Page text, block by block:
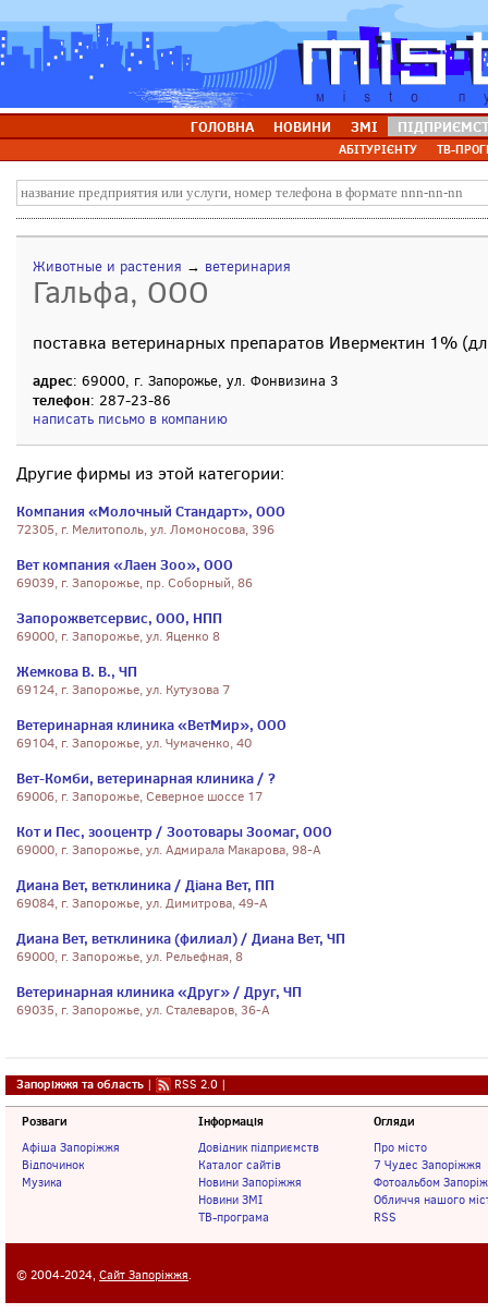
ГОЛОВНА НОВИНИ ЗМІ
АБІТУРІЄНТУ ТВ-
Животные и растения → ветеринария
Гальфа, ООО
поставка ветеринарных препаратов Ивермектин 1%
адрес: 69000, г. Запорожье, ул. Фонвизина 3
телефон: 287-23-86
написать письмо в компанию
Другие фирмы из этой категории:
Компания «Молочный Стандарт», ООО
72305, г. Мелитополь, ул. Ломоносова, 396
Вет компания «Лаен Зоо», ООО
69039, г. Запорожье, пр. Соборный, 86
Запорожветсервис, ООО, НПП
69000, г. Запорожье, ул. Яценко 8
Жемкова В. В., ЧП
69124, г. Запорожье, ул. Кутузова 7
Ветеринарная клиника «ВетМир», ООО
69104, г. Запорожье, ул. Чумаченко, 40
Вет-Комби, ветеринарная клиника / ?
69006, г. Запорожье, Северное шоссе 17
Кот и Пес, зооцентр / Зоотовары Зоомаг, ООО
69000, г. Запорожье, ул. Адмирала Макарова, 98-А
Диана Вет, ветклиника / Діана Вет, ПП
69084, г. Запорожье, ул. Димитрова, 49-А
Диана Вет, ветклиника (филиал) / Диана Вет, ЧП
69000, г. Запорожье, ул. Рельефная, 8
Ветеринарная клиника «Друг» / Друг, ЧП
69035, г. Запорожье, ул. Сталеваров, 36-А
Запоріжжя та область | RSS 2.0 |
Розваги
Афіша Запоріжжя
Відпочинок
Музика
Інформація
Довідник підприємств
Каталог сайтів
Новини Запоріжжя
Новини ЗМІ
ТВ-програма
Огляди
Про місто
7 Чудес Запоріжжя
Фотоальбом
Обличчя нашого
RSS
© 2004-2024, Сайт Запоріжжя.